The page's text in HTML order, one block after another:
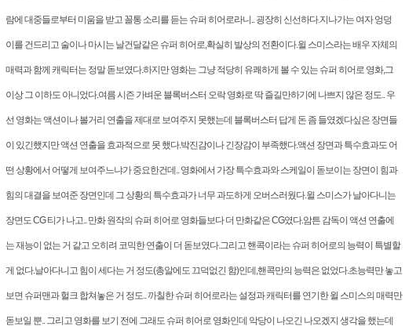
람에 대중들로부터 미움을 받고 꼴통 소리를 듣는 슈퍼 히어로라니.. 굉장히 신선하다.지나가는 여자 엉덩
이를 건드리고 술이나 마시는 날건달같은 슈퍼 히어로,확실히 발상의 전환이다.윌 스미스라는 배우 자체의
매력과 함께 캐릭터는 정말 돋보였다.하지만 영화는 그냥 적당히 유쾌하게 볼 수 있는 슈퍼 히어로 영화,그
이상 그 이하도 아니었다.여름 시즌 가벼운 블록버스터 오락 영화로 딱 즐길만하기에 나쁘지 않은 정도.. 우
선 영화는 액션이나 볼거리 연출을 제대로 보여주지 못했는데 블록버스터 답게 돈 좀 들였겠다싶은 장면들
이 있긴했지만 액션 연출을 효과적으로 못 했다.박진감이나 긴장감이 부족했다.액션 장면과 특수효과도 어
떤 상황에서 어떻게 보여주느냐가 중요한건데.. 영화에서 가장 특수효과와 스케일이 돋보이는 장면이 힘과
힘의 대결을 보여준 장면인데 그 상황의 특수효과가 너무 과도하게 오버스러웠다.윌 스미스가 날아다니는
장면도 CG 티가 나고.. 만화 원작의 슈퍼 히어로 영화들보다 더 만화같은 CG였다.암튼 감독이 액션 연출에
는 재능이 없는 거 같고 오히려 코믹한 연출이 더 돋보였다.그리고 핸콕이라는 슈퍼 히어로의 능력이 특별할
게 없다.날아다니고 힘이 세다는 거 정도(총알에도 끄덕없긴 함)인데,핸콕만의 능력은 없었다.초능력만 놓고
보면 슈퍼맨과 헐크 합쳐놓은 거 정도.. 까칠한 슈퍼 히어로라는 설정과 캐릭터를 연기한 윌 스미스의 매력만
돋보일 뿐.. 그리고 영화를 보기 전에 그래도 슈퍼 히어로 영화인데 악당이 나오긴 나오겠지 생각을 했는데